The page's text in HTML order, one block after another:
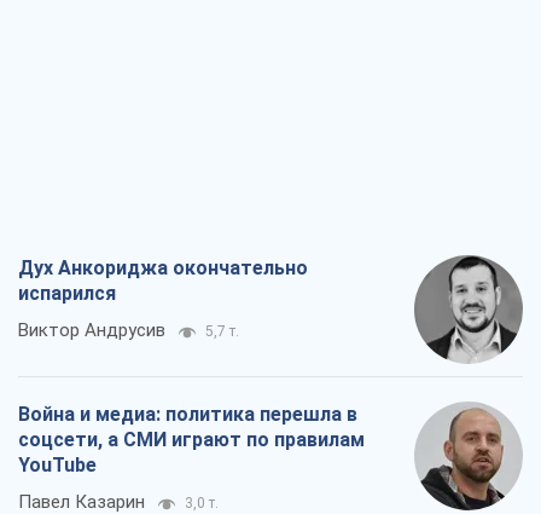
Дух Анкориджа окончательно
испарился
Виктор Андрусив 5,7 т.
Война и медиа: политика перешла в
соцсети, а СМИ играют по правилам
YouTube
Павел Казарин 3,0 т.